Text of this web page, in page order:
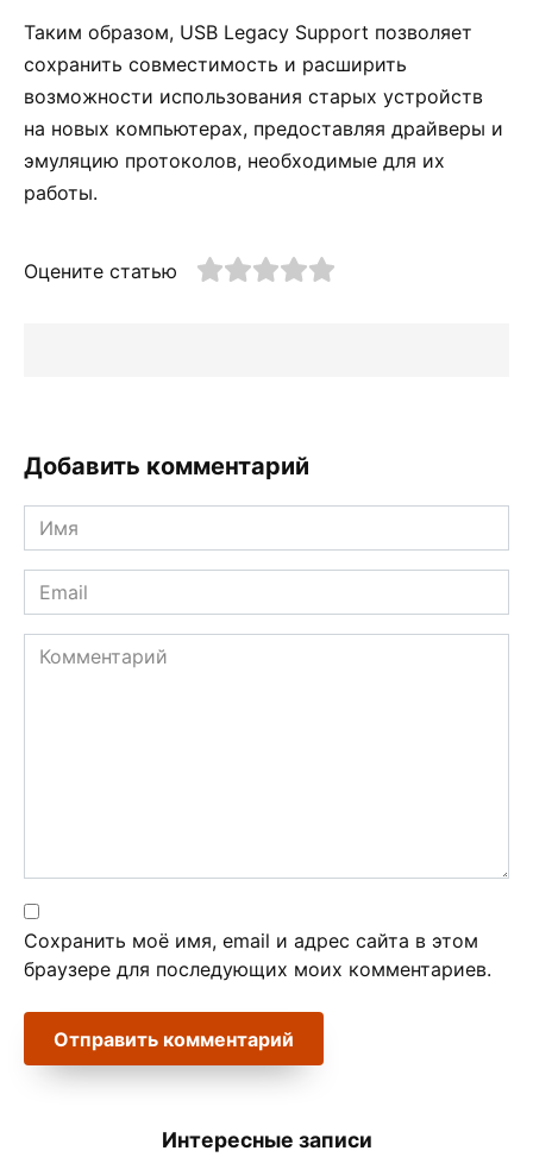
Таким образом, USB Legacy Support позволяет
сохранить совместимость и расширить
возможности использования старых устройств
на новых компьютерах, предоставляя драйверы и
эмуляцию протоколов, необходимые для их
работы.
Оцените статью
Добавить комментарий
Имя
*
Email
*
Комментарий
Сохранить моё имя, email и адрес сайта в этом
браузере для последующих моих комментариев.
Интересные записи